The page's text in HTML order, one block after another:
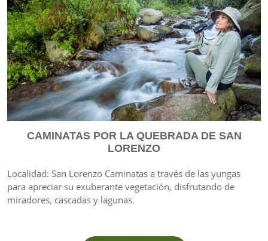
CAMINATAS POR LA QUEBRADA DE SAN
LORENZO
Localidad: San Lorenzo Caminatas a través de las yungas
para apreciar su exuberante vegetación, disfrutando de
miradores, cascadas y lagunas.